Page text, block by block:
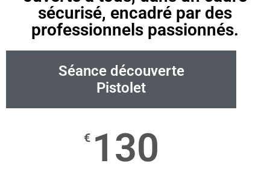
sécurisé, encadré par des
professionnels passionnés.
Séance découverte
Pistolet
€ 130